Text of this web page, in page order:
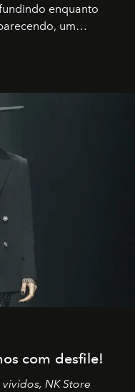
enquanto
um
para muitos
de missão na vida e
com desfile!
NK Store